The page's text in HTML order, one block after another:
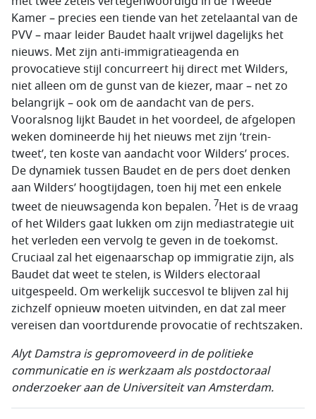
Kamer – precies een tiende van het zetelaantal van de
PVV – maar leider Baudet haalt vrijwel dagelijks het
nieuws. Met zijn anti-immigratieagenda en
provocatieve stijl concurreert hij direct met Wilders,
niet alleen om de gunst van de kiezer, maar – net zo
belangrijk – ook om de aandacht van de pers.
Vooralsnog lijkt Baudet in het voordeel, de afgelopen
weken domineerde hij het nieuws met zijn ‘trein-
tweet’, ten koste van aandacht voor Wilders’ proces.
De dynamiek tussen Baudet en de pers doet denken
aan Wilders’ hoogtijdagen, toen hij met een enkele
tweet de nieuwsagenda kon bepalen. 7Het is de vraag
of het Wilders gaat lukken om zijn mediastrategie uit
het verleden een vervolg te geven in de toekomst.
Cruciaal zal het eigenaarschap op immigratie zijn, als
Baudet dat weet te stelen, is Wilders electoraal
uitgespeeld. Om werkelijk succesvol te blijven zal hij
zichzelf opnieuw moeten uitvinden, en dat zal meer
vereisen dan voortdurende provocatie of rechtszaken.
Alyt Damstra is gepromoveerd in de politieke
communicatie en is werkzaam als postdoctoraal
onderzoeker aan de Universiteit van Amsterdam.